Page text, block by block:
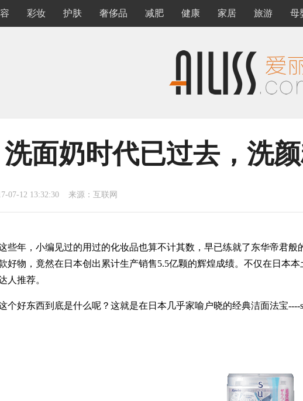
彩妆 护肤 奢侈品 减肥 健康 家居 旅游 母
洗面奶时代已过去，洗
07-12 13:32:30 来源：互联网
年，小编见过的用过的化妆品也算不计其数，早已练就了东华帝君般
好物，竟然在日本创出累计生产销售5.5亿颗的辉煌成绩。不仅在日本
人推荐。
好东西到底是什么呢？这就是在日本几乎家喻户晓的经典洁面法宝----